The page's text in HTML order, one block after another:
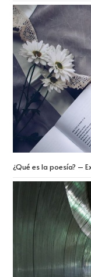
¿Qué es la poesía? –